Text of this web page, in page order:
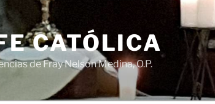
CATÓLICA
de Fray Nelson Medina, O.P.